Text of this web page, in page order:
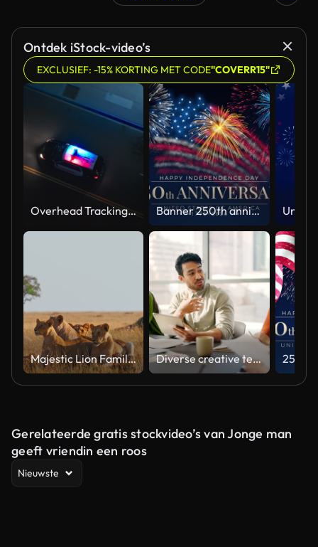
Ontdek iStock-video’s
EXCLUSIEF: -15% KORTING MET CODE"COVERR15"
Overhead Tracking Drone Shot of a Police Car Driving on a City Street with Lights On at Night Banner 250th anniversary of the USA. 250 years of independence. 4th of july 2026 usa independence day, video greeting card. US flag fireworks on blue sky background. Fourth of july. 4k seamless loop
Majestic Lion Family Relaxing in Natural Habitat Under Soft Light Diverse creative team collaborating on a marketing strategy in an office meeting
Gerelateerde gratis stockvideo’s van Jonge man
geeft vriendin een roos
Nieuwste